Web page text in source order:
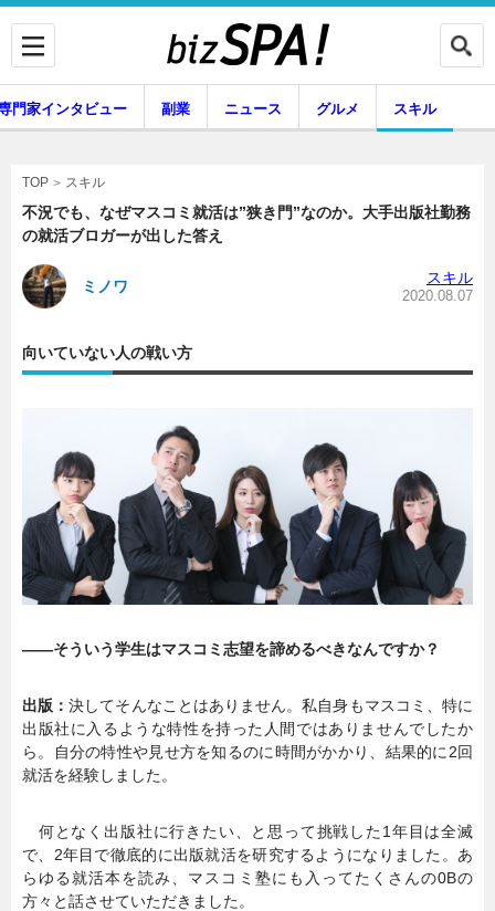
専門家インタビュー
副業
スキル
暮らし エンタメ
門家インタビュー 副業 ニュース グルメ スキル
TOP スキル
不況でも、なぜマスコミ就活は”狭き門”なのか。大手出版社勤務
の就活ブロガーが出した答え
ミノワ スキル
2020.08.07
向いていない人の戦い方
――そういう学生はマスコミ志望を諦めるべきなんですか？
出版：決してそんなことはありません。私自身もマスコミ、特に
出版社に入るような特性を持った人間ではありませんでしたか
ら。自分の特性や見せ方を知るのに時間がかかり、結果的に2回
就活を経験しました。
何となく出版社に行きたい、と思って挑戦した1年目は全滅
で、2年目で徹底的に出版就活を研究するようになりました。あ
らゆる就活本を読み、マスコミ塾にも入ってたくさんの0Bの
方々と話させていただきました。